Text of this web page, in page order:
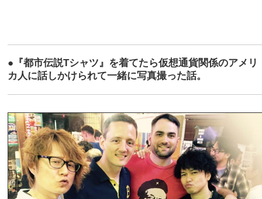
●『都市伝説Tシャツ』を着てたら仮想通貨関係のアメリ
カ人に話しかけられて一緒に写真撮った話。